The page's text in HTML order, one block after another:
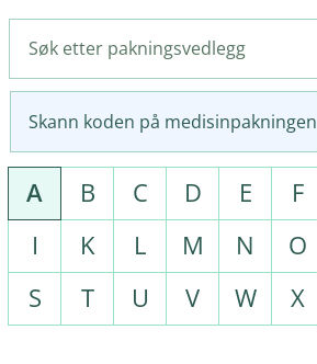
Skann koden på medisinpakningen
A B C D E F
I
K L M N O
S
T U V W X